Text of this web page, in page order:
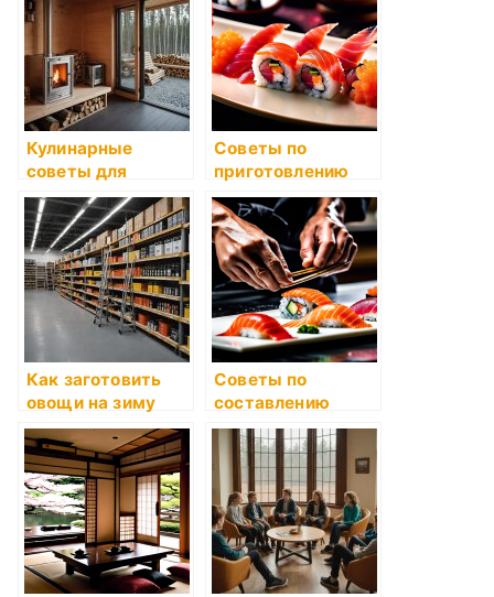
Кулинарные
советы для
новичков
Советы по
приготовлению
полезных смузи
Как заготовить
овощи на зиму
Советы по
составлению
рациона для
вегетарианцев